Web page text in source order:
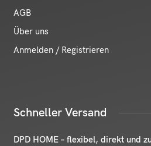
AGB
Über uns
Anmelden / Registrieren
Schneller Versand
DPD HOME – flexibel, direkt und